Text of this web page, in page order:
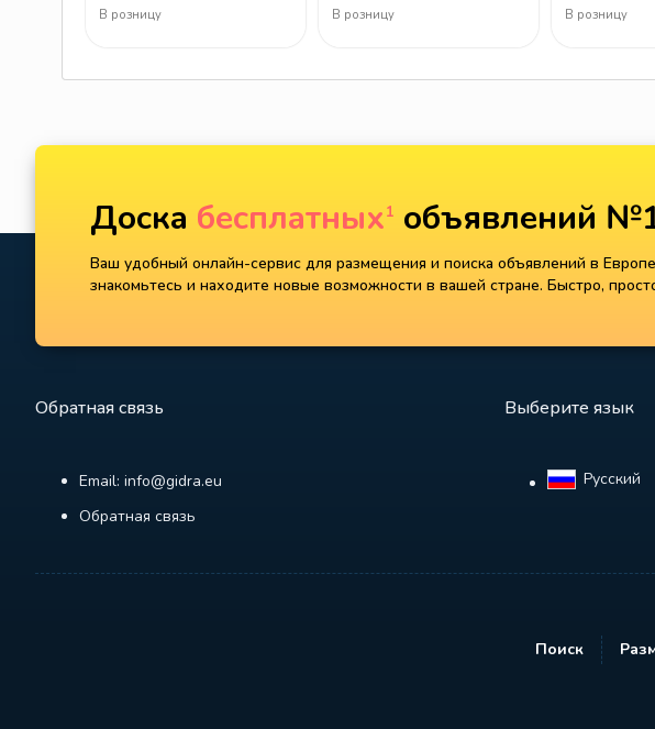
В розницу В розницу В розницу
Доска бесплатных1 объявлений
Ваш удобный онлайн-сервис для размещения и поиска объявлений в
знакомьтесь и находите новые возможности в вашей стране. Быстро,
Обратная связь
Email: info@gidra.eu
Обратная связь
Выберите язык
Русский‎
Поиск